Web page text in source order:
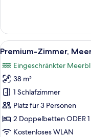
Zimmer,
Meerseite
(Superior)
Alle
Fotos
für
Premium-
Zimmer,
Meerseite
(Superior)
anzeigen
15
Premium-Zimmer,
Eingeschränkter
38 m²
1 Schlafzimmer
Platz für 3 Personen
2 Doppelbetten ODER
Kostenloses WLAN